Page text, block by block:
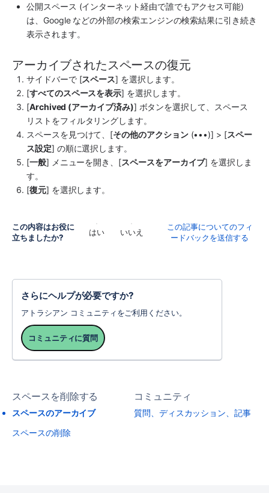
公開スペース (インターネット経由で誰でもアクセス可能)
は、Google などの外部の検索エンジンの検索結果に引き続き
表示されます。
アーカイブされたスペースの復元
サイドバーで [スペース] を選択します。
[すべてのスペースを表示] を選択します。
[Archived (アーカイブ済み)] ボタンを選択して、スペース
リストをフィルタリングします。
スペースを見つけて、[その他のアクション (•••)] > [スペー
ス設定] の順に選択します。
[一般] メニューを開き 、[スペースをアーカイブ] を選択しま
す。
[復元] を選択します。
この内容はお役に
立ちましたか?
はい いいえ
この記事についてのフィ
ードバックを送信する
さらにヘルプが必要ですか?
アトラシアン コミュニティをご利用ください。
コミュニティに質問
スペースを削除する
スペースのアーカイブ
スペースの削除
コミュニティ
質問、ディスカッション、記事